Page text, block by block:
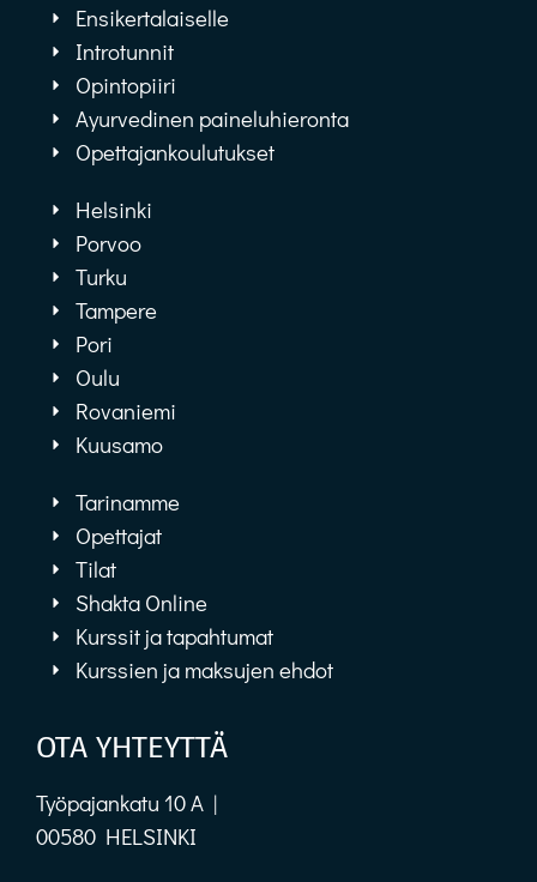
Ensikertalaiselle
Introtunnit
Opintopiiri
Ayurvedinen paineluhieronta
Opettajankoulutukset
Helsinki
Porvoo
Turku
Tampere
Pori
Oulu
Rovaniemi
Kuusamo
Tarinamme
Opettajat
Tilat
Shakta Online
Kurssit ja tapahtumat
Kurssien ja maksujen ehdot
OTA YHTEYTTÄ
Työpajankatu 10 A |
00580 HELSINKI